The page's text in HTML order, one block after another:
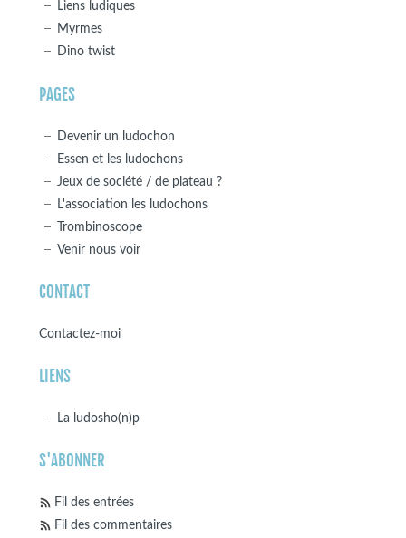
Liens ludiques
Myrmes
Dino twist
PAGES
Devenir un ludochon
Essen et les ludochons
Jeux de société / de plateau ?
L'association les ludochons
Trombinoscope
Venir nous voir
CONTACT
Contactez-moi
LIENS
La ludosho(n)p
S'ABONNER
Fil des entrées
Fil des commentaires